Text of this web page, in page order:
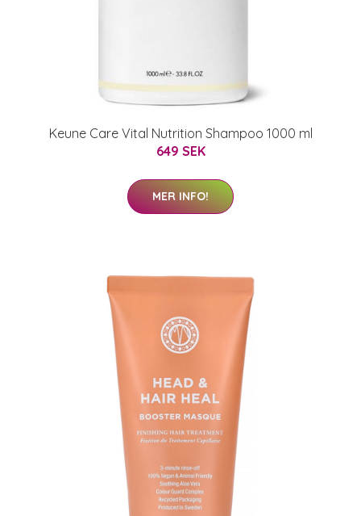
Keune Care Vital Nutrition Shampoo 1000 ml
649 SEK
MER INFO!